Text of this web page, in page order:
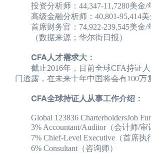
投资分析师：44,347-11,7280美金/
高级金融分析师：40,801-95,414美
首席财务官：74,922-239,545美金/
（数据来源；华尔街日报）
CFA人才需求大：
截止2016年，目前全球CFA持证人
门透露，在未来十年中国将会有100
CFA全球持证人从事工作介绍：
Global 123836 CharterholdersJob
3% Accountant/Auditor（会计师/审
7% Chief-Level Executive（首席执
6% Consultant（咨询师）